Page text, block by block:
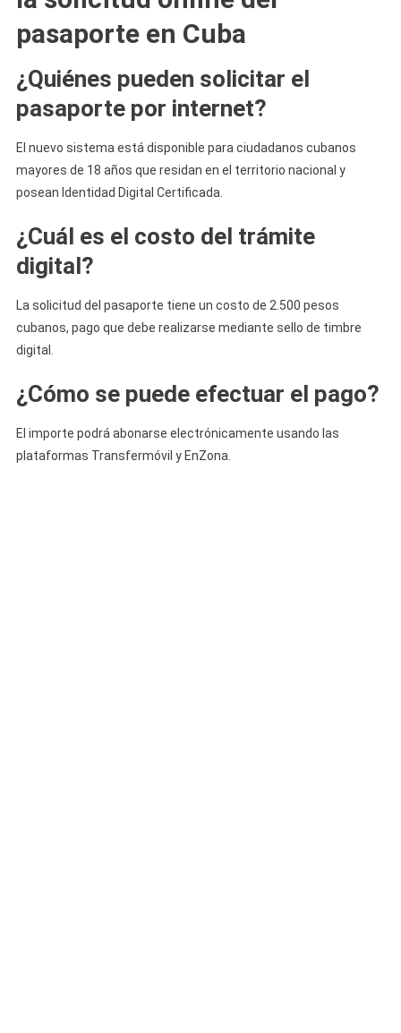
pasaporte en Cuba
¿Quiénes pueden solicitar el
pasaporte por internet?
El nuevo sistema está disponible para ciudadanos cubanos
mayores de 18 años que residan en el territorio nacional y
posean Identidad Digital Certificada.
¿Cuál es el costo del trámite
digital?
La solicitud del pasaporte tiene un costo de 2.500 pesos
cubanos, pago que debe realizarse mediante sello de timbre
digital.
¿Cómo se puede efectuar el pago?
El importe podrá abonarse electrónicamente usando las
plataformas Transfermóvil y EnZona.